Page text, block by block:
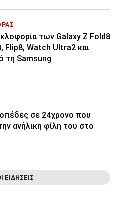
των Galaxy Z Fold8
Flip8, Watch Ultra2 και
τη Samsung
σε 24χρονο που
ανήλικη φίλη του στο
ΕΙΔΗΣΕΙΣ